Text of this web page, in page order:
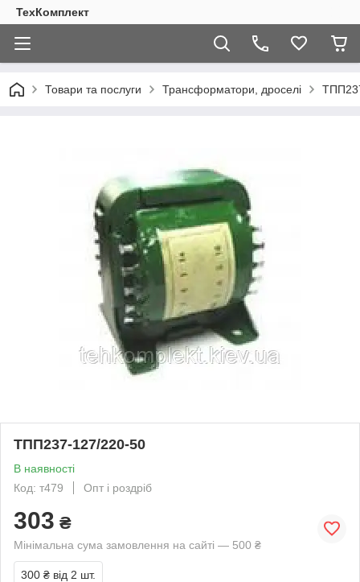
ТехКомплект
Товари та послуги Трансформатори, дроселі
ТПП237-127/220-50
В наявності
Код: т479
Опт і роздріб
303 ₴
Мінімальна сума замовлення на сайті — 500 ₴
300 ₴ від 2 шт.